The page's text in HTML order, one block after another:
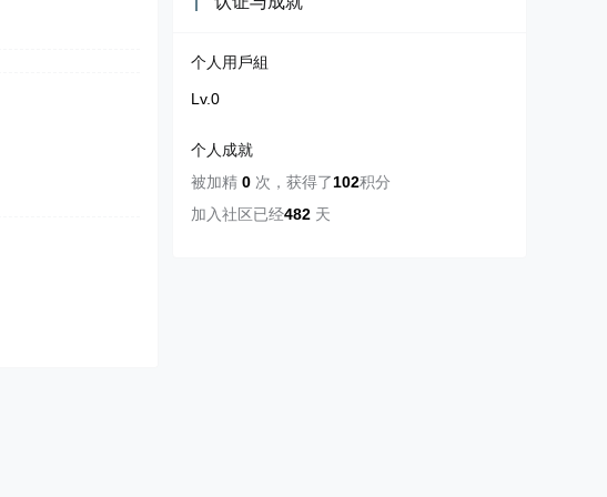
个人用戶組
Lv.0
个人成就
被加精 0 次 ， 获得了102积分
加入社区已经482 天